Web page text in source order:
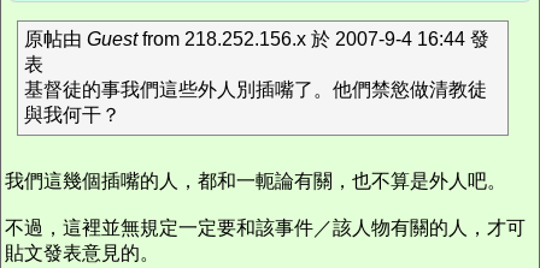
原帖由 Guestfrom 218.252.156.x 於 2007-9-4 16:44 發
表
基督徒的事我們這些外人別插嘴了。他們禁慾做清教徒
與我何干？
我們這幾個插嘴的人，都和一軛論有關，也不算是外人吧。
不過，這裡並無規定一定要和該事件／該人物有關的人，才可
貼文發表意見的。